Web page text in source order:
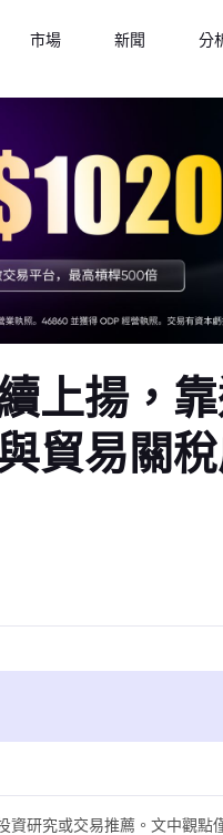
市場 新聞 分
上揚，
貿易關
資研究或交易推薦。文中觀點